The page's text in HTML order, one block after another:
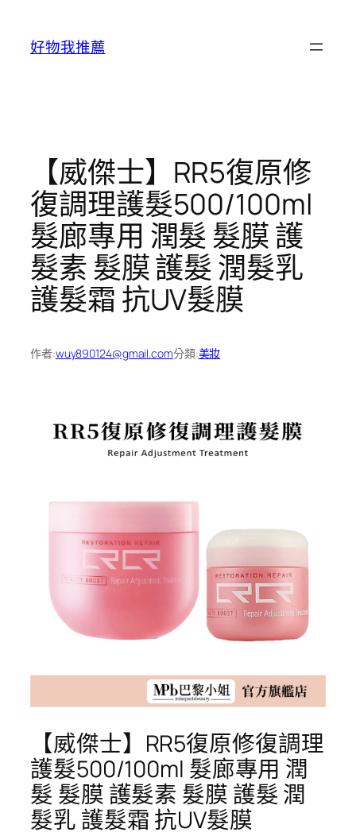
好物我推薦
【威傑士】RR5復原修
復調理護髮500/100ml
髮廊專用 潤髮 髮膜 護
髮素 髮膜 護髮 潤髮乳
護髮霜 抗UV髮膜
作者:wuy890124@gmail.com分類:美妝
【威傑士】RR5復原修復調理
護髮500/100ml 髮廊專用 潤
髮 髮膜 護髮素 髮膜 護髮 潤
髮乳 護髮霜 抗UV髮膜